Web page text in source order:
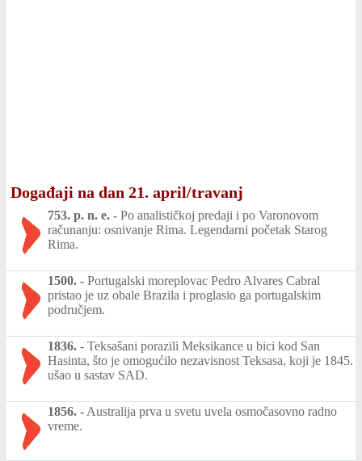
Događaji na dan 21. april/travanj
753. p. n. e. - Po analističkoj predaji i po Varonovom
računanju: osnivanje Rima. Legendarni početak Starog
Rima.
1500. - Portugalski moreplovac Pedro Alvares Cabral
pristao je uz obale Brazila i proglasio ga portugalskim
područjem.
1836. - Teksašani porazili Meksikance u bici kod San
Hasinta, što je omogućilo nezavisnost Teksasa, koji je 1845.
ušao u sastav SAD.
1856. - Australija prva u svetu uvela osmočasovno radno
vreme.